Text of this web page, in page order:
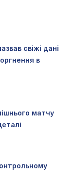
свіжі дані
в
матчу